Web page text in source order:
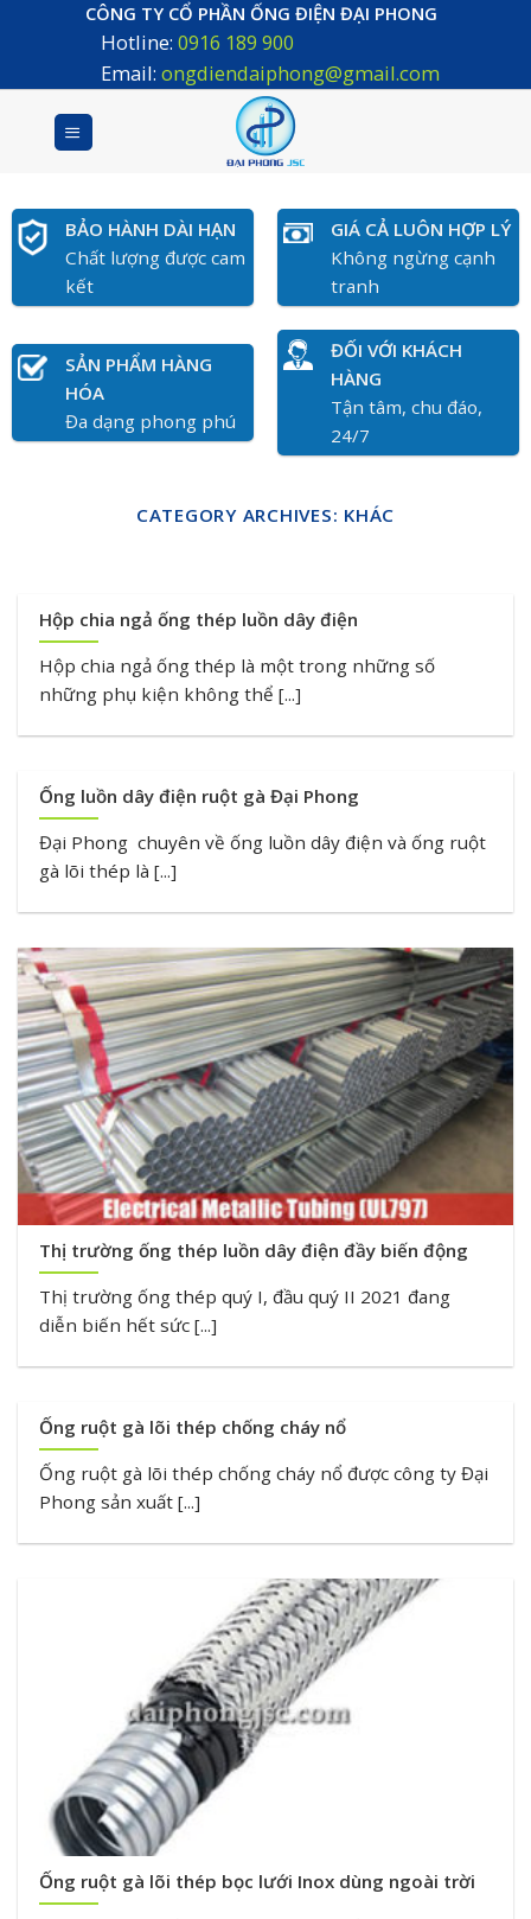
CÔNG TY CỔ PHẦN ỐNG ĐIỆN ĐẠI PHONG
Hotline: 0916 189 900
Email: ongdiendaiphong@gmail.com
BẢO HÀNH DÀI HẠN
Chất lượng được cam
kết
GIÁ CẢ LUÔN HỢP LÝ
Không ngừng cạnh
tranh
SẢN PHẨM HÀNG
HÓA
Đa dạng phong phú
ĐỐI VỚI KHÁCH
HÀNG
Tận tâm, chu đáo,
24/7
CATEGORY ARCHIVES: KHÁC
Hộp chia ngả ống thép luồn dây điện
Hộp chia ngả ống thép là một trong những số
những phụ kiện không thể [...]
Ống luồn dây điện ruột gà Đại Phong
Đại Phong chuyên về ống luồn dây điện và ống ruột
gà lõi thép là [...]
Thị trường ống thép luồn dây điện đầy biến động
Thị trường ống thép quý I, đầu quý II 2021 đang
diễn biến hết sức [...]
Ống ruột gà lõi thép chống cháy nổ
Ống ruột gà lõi thép chống cháy nổ được công ty Đại
Phong sản xuất [...]
Ống ruột gà lõi thép bọc lưới Inox dùng ngoài trời